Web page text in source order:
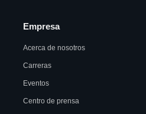
Empresa
Acerca de nosotros
Carreras
Eventos
Centro de prensa